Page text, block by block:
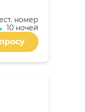
номер
10 ночей